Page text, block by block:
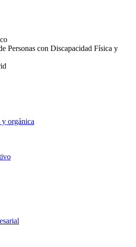
Personas con Discapacidad Física y
orgánica